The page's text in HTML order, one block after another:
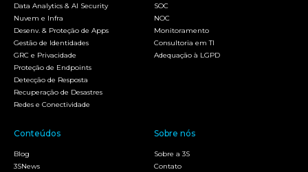
Data Analytics & AI Security
Nuvem e Infra
Desenv. & Proteção de Apps
Gestão de Identidades
GRC e Privacidade
Proteção de Endpoints
Detecção de Resposta
Recuperação de Desastres
Redes e Conectividade
SOC
NOC
Monitoramento
Consultoria em TI
Adequação à LGPD
Conteúdos
Blog
3SNews
Sobre nós
Sobre a 3S
Contato